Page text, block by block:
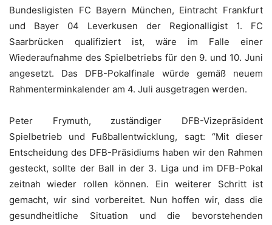
Bundesligisten FC Bayern München, Eintracht Frankfurt
und Bayer 04 Leverkusen der Regionalligist 1. FC
Saarbrücken qualifiziert ist, wäre im Falle einer
Wiederaufnahme des Spielbetriebs für den 9. und 10. Juni
angesetzt. Das DFB-Pokalfinale würde gemäß neuem
Rahmenterminkalender am 4. Juli ausgetragen werden.
Peter Frymuth, zuständiger DFB-Vizepräsident
Spielbetrieb und Fußballentwicklung, sagt: “Mit dieser
Entscheidung des DFB-Präsidiums haben wir den Rahmen
gesteckt, sollte der Ball in der 3. Liga und im DFB-Pokal
zeitnah wieder rollen können. Ein weiterer Schritt ist
gemacht, wir sind vorbereitet. Nun hoffen wir, dass die
gesundheitliche Situation und die bevorstehenden